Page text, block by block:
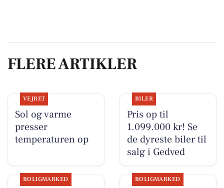
FLERE ARTIKLER
VEJRET
Sol og varme
presser
temperaturen op
BILER
Pris op til
1.099.000 kr! Se
de dyreste biler til
salg i Gedved
BOLIGMARKED BOLIGMARKED